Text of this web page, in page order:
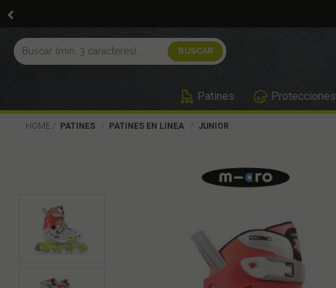
Patines Protecciones
HOME PATINES PATINES EN LINEA JUNIOR